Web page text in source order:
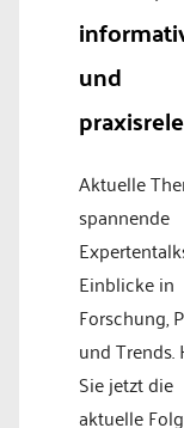
und
Aktuelle
spannende
Einblicke in
Forschung,
und Trends.
Sie jetzt die
aktuelle